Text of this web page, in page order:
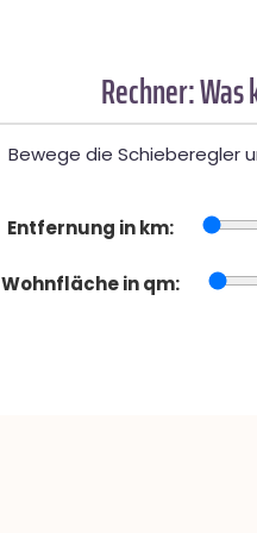
Rechner:
Bewege die Schieberegler
Entfernung in km:
Wohnfläche in qm: